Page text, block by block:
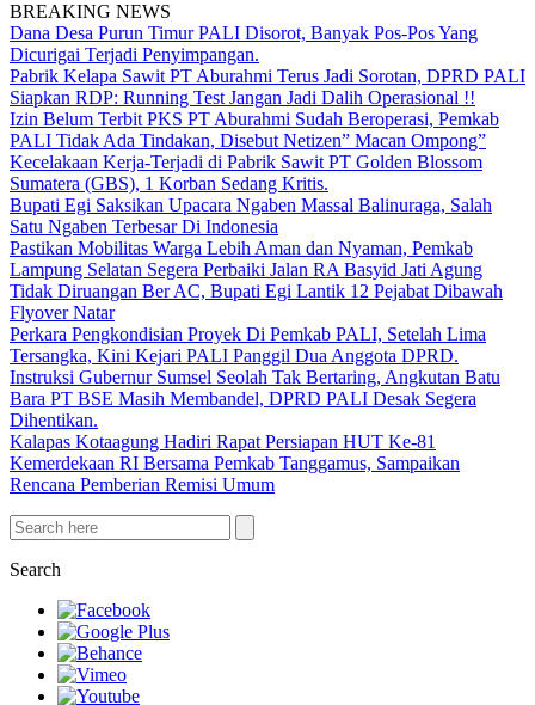
BREAKING NEWS
Dana Desa Purun Timur PALI Disorot, Banyak Pos-Pos Yang
Dicurigai Terjadi Penyimpangan.
Pabrik Kelapa Sawit PT Aburahmi Terus Jadi Sorotan, DPRD PALI
Siapkan RDP: Running Test Jangan Jadi Dalih Operasional !!
Izin Belum Terbit PKS PT Aburahmi Sudah Beroperasi, Pemkab
PALI Tidak Ada Tindakan, Disebut Netizen” Macan Ompong”
Kecelakaan Kerja-Terjadi di Pabrik Sawit PT Golden Blossom
Sumatera (GBS), 1 Korban Sedang Kritis.
Bupati Egi Saksikan Upacara Ngaben Massal Balinuraga, Salah
Satu Ngaben Terbesar Di Indonesia
Pastikan Mobilitas Warga Lebih Aman dan Nyaman, Pemkab
Lampung Selatan Segera Perbaiki Jalan RA Basyid Jati Agung
Tidak Diruangan Ber AC, Bupati Egi Lantik 12 Pejabat Dibawah
Flyover Natar
Perkara Pengkondisian Proyek Di Pemkab PALI, Setelah Lima
Tersangka, Kini Kejari PALI Panggil Dua Anggota DPRD.
Instruksi Gubernur Sumsel Seolah Tak Bertaring, Angkutan Batu
Bara PT BSE Masih Membandel, DPRD PALI Desak Segera
Dihentikan.
Kalapas Kotaagung Hadiri Rapat Persiapan HUT Ke-81
Kemerdekaan RI Bersama Pemkab Tanggamus, Sampaikan
Rencana Pemberian Remisi Umum
Search